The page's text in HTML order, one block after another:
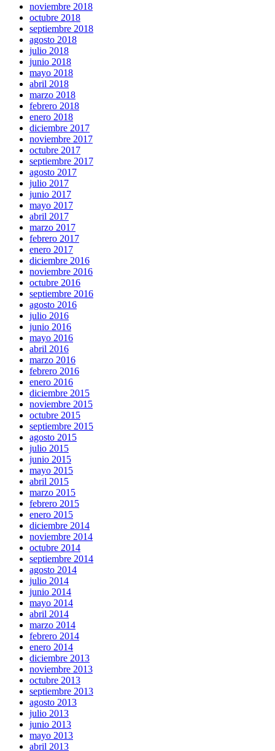
noviembre 2018
octubre 2018
septiembre 2018
agosto 2018
julio 2018
junio 2018
mayo 2018
abril 2018
marzo 2018
febrero 2018
enero 2018
diciembre 2017
noviembre 2017
octubre 2017
septiembre 2017
agosto 2017
julio 2017
junio 2017
mayo 2017
abril 2017
marzo 2017
febrero 2017
enero 2017
diciembre 2016
noviembre 2016
octubre 2016
septiembre 2016
agosto 2016
julio 2016
junio 2016
mayo 2016
abril 2016
marzo 2016
febrero 2016
enero 2016
diciembre 2015
noviembre 2015
octubre 2015
septiembre 2015
agosto 2015
julio 2015
junio 2015
mayo 2015
abril 2015
marzo 2015
febrero 2015
enero 2015
diciembre 2014
noviembre 2014
octubre 2014
septiembre 2014
agosto 2014
julio 2014
junio 2014
mayo 2014
abril 2014
marzo 2014
febrero 2014
enero 2014
diciembre 2013
noviembre 2013
octubre 2013
septiembre 2013
agosto 2013
julio 2013
junio 2013
mayo 2013
abril 2013